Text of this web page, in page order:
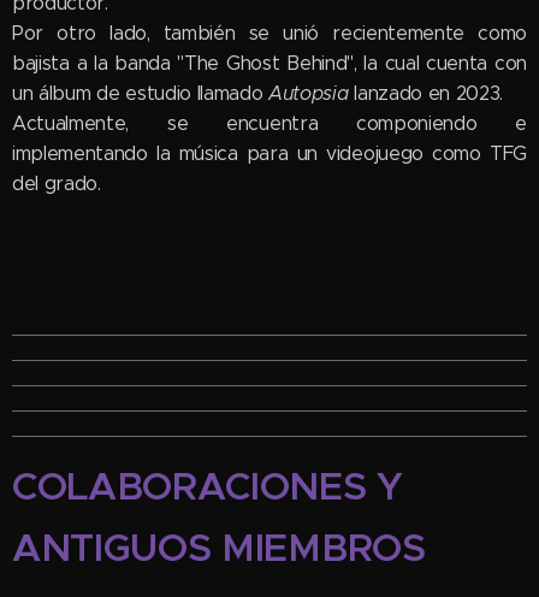
Por otro lado, también se unió recientemente como
bajista a la banda "The Ghost Behind", la cual cuenta con
un álbum de estudio llamadoAutopsialanzado en 2023.
Actualmente, se encuentra componiendo e
implementando la música para un videojuego como TFG
del grado.
COLABORACIONES Y
ANTIGUOS MIEMBROS